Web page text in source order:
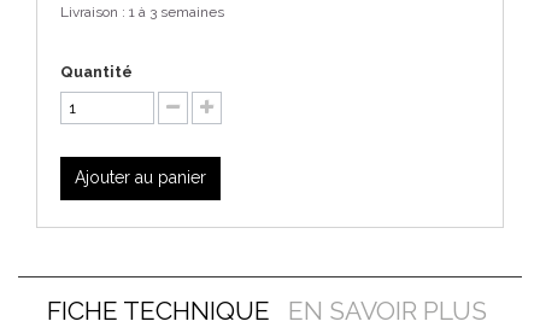
Livraison : 1 à 3 semaines
Quantité
Ajouter au panier
FICHE TECHNIQUE EN SAVOIR PLUS